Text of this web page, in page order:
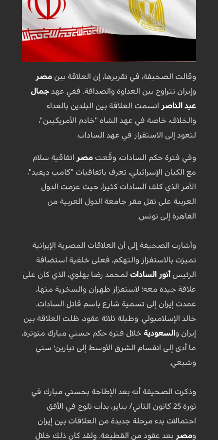
وقالت الصحيفة، في تقريرها، إن العلاقة بين مصر
وإيران تتراوح بين العداوة والصداقة. ففي عهد جمال
عبد الناصر
اتسمت العلاقة بين البلدين بالعداء
والخلاف، خاصة في عهد الشاه "خادم الأمريكيين"،
لتعود إلى الاستقرار في عهد السادات.
وفي فترة حكم السادات، وقّعت مصر
اتفاقية سلام
مع الكيان الإسرائيلي، تعرف باتفاقيات "كامب ديفيد"،
الأمر الذي كلف السادات كثيرا، حيث عزمت الدول
العربية على نقل مقر جامعة الدول العربية من
القاهرة إلى تونس.
وأشارت الصحيفة إلى أن العلاقات المصرية الإيرانية
تميزت بالاستفزاز والتهكم، فعلى خلفية استضافة
الرئيس أنور السادات لمحمد رضا بهلوي، الذي كان على
علاقة جيدة معه؛ لاستفزاز طهران والسخرية منها،
عمدت إيران إلى تسمية شارع باسم قاتل السادات،
خالد الإسلامبولي. وطيلة ثلاثة عقود، ظلت العلاقة بين
إيران و السعودية خلال فترة حكم حسني مبارك متوترة،
ما أدى إلى انقسام الشرق الأوسط إلى تيارين؛ سني
وشيعي.
وذكرت الصحيفة أنه بعد الإطاحة بحسني مبارك في
ثورة 25 كانون الثاني/ يناير، بدأت تلوح في الأفق
احتمالات بدء مرحلة جديدة من العلاقات بين إيران
ومصر بعد عقود من القطيعة. ولقد كان ذلك خلال